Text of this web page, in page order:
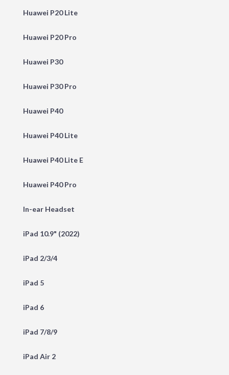
Huawei P20 Lite
Huawei P20 Pro
Huawei P30
Huawei P30 Pro
Huawei P40
Huawei P40 Lite
Huawei P40 Lite E
Huawei P40 Pro
In-ear Headset
iPad 10.9" (2022)
iPad 2/3/4
iPad 5
iPad 6
iPad 7/8/9
iPad Air 2